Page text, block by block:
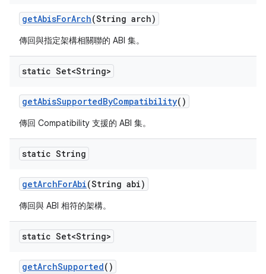
getAbisForArch(String arch)
傳回與指定架構相關聯的 ABI 集。
static Set<String>
getAbisSupportedByCompatibility()
傳回 Compatibility 支援的 ABI 集。
static String
getArchForAbi(String abi)
傳回與 ABI 相符的架構。
static Set<String>
getArchSupported()